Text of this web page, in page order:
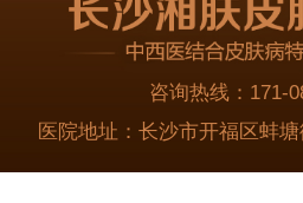
咨询热线： 171-
医院地址： 长沙市开福区蚌